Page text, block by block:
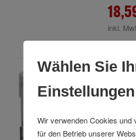
inkl.
Wählen Sie
Wir verwenden Cookies und
für den Betrieb unserer